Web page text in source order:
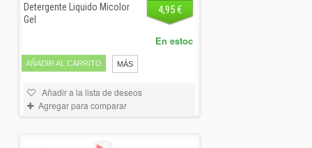
Detergente Liquido Micolor
Gel
4,95 €
AÑADIR AL CARRITO MÁS
En estoc
Añadir a la lista de deseos
Agregar para comparar